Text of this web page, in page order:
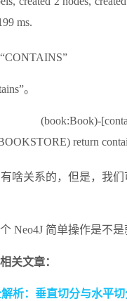
ms.
。
return
啥关系的，但是，我
Neo4J 简单操作是不是
关文章：
析：垂直切分与水平